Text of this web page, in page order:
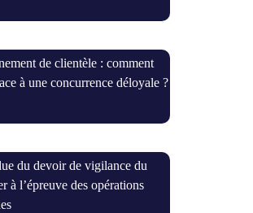
de clientèle : comment
à une concurrence déloyale ?
du devoir de vigilance du
à l’épreuve des opérations